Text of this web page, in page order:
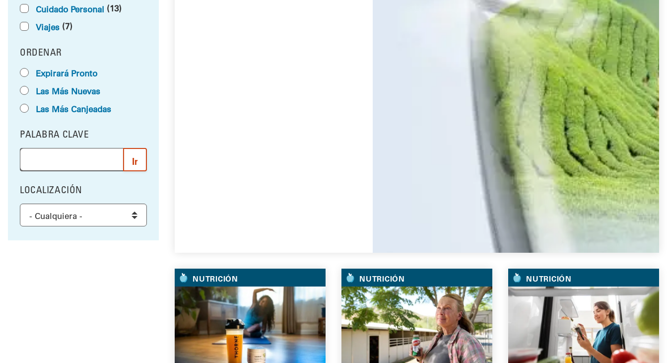
Cuidado Personal (13)
Viajes (7)
ORDENAR
RESULTS BY
Expirará Pronto
Las Más Nuevas
Las Más Canjeadas
FILTRAR POR
PALABRA CLAVE
Ingrese una palabra o frase para buscar los resultados y ir
FILTRAR POR
LOCALIZACIÓN
Select a location to filter the results
NUTRICIÓN NUTRICIÓN NUTRICIÓN